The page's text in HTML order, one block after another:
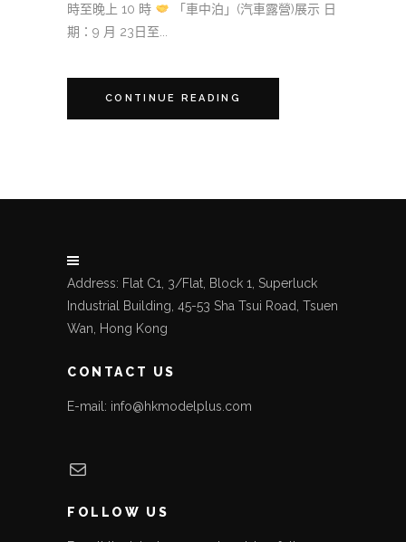
時至晚上 10 時
「車中泊」(汽車露營)展示 日
期：9 月 23日至...
CONTINUE READING
Address: Flat C1, 3/Flat, Block 1, Superluck
Industrial Building, 45-53 Sha Tsui Road, Tsuen
Wan, Hong Kong
CONTACT US
E-mail: info@hkmodelplus.com
Mail
FOLLOW US